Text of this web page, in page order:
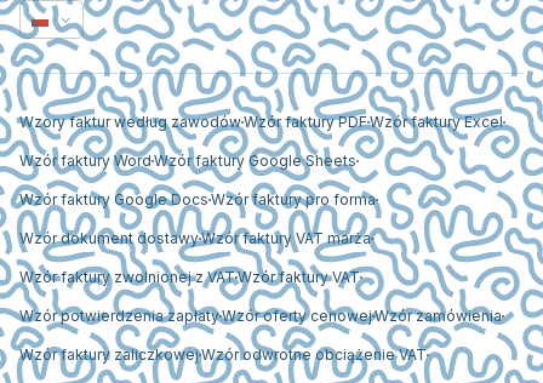
Wzory faktur według zawodówWzór faktury PDFWzór faktury Excel
Wzór faktury Word Wzór faktury Google Sheets
Wzór faktury Google Docs Wzór faktury pro forma
Wzór dokument dostawyWzór faktury VAT marża
Wzór faktury zwolnionej z VATWzór faktury VAT
Wzór potwierdzenia zapłatyWzór oferty cenowejWzór zamówienia
Wzór faktury zaliczkowejWzór odwrotne obciążenie VAT